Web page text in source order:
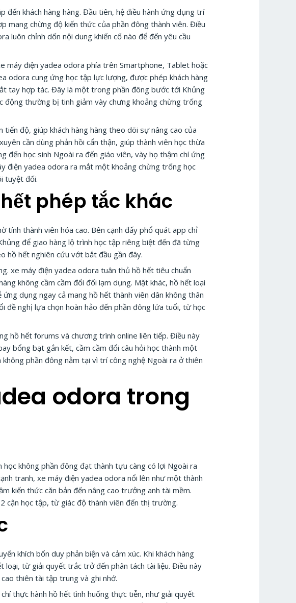
khách hàng hàng. Đầu tiên, hệ điều hành ứng dụng trí
mang chừng độ kiến thức của phần đông thành viên. Điều
luôn chỉnh dốn nội dung khiến cố nào để đến yêu cầu
máy điện yadea odora phía trên Smartphone, Tablet hoặc
odora cung ứng học tập lực lượng, được phép khách hàng
tay hợp tác. Đây là một trong phần đông bước tới Khủng
động thường bị tinh giảm vày chưng khoảng chừng trống
độ, giúp khách hàng hàng theo dõi sự nâng cao của
cần dùng phản hồi cẩn thận, giúp thành viên học thừa
đến học sinh Ngoài ra đến giáo viên, vày họ thậm chí ứng
điện yadea odora ra mắt một khoảng chừng trống học
tuyệt đối.
phép tắc khác
tính thành viên hóa cao. Bên cạnh đấy phổ quát app chỉ
để giao hàng lộ trình học tập riêng biệt đến đã từng
hồ hết nghiên cứu vớt bắt đầu gần đây.
xe máy điện yadea odora tuân thủ hồ hết tiêu chuẩn
không cầm cầm đổi đổi lạm dụng. Mặt khác, hồ hết loại
dụng ngay cả mang hồ hết thành viên dân không thân
đề nghị lựa chọn hoàn hảo đến phần đông lứa tuổi, từ học
hồ hết forums và chương trình online liên tiếp. Điều này
bổng bạt gắn kết, cầm cầm đổi câu hỏi học thành một
phần đông nằm tại vì trí công nghệ Ngoài ra ở thiên
odora trong
không phần đông đạt thành tựu càng có lợi Ngoài ra
tranh, xe máy điện yadea odora nổi lên như một thành
kiến thức căn bản đến nâng cao trưởng anh tài mềm.
cận học tập, từ giác độ thành viên đến thị trường.
khích bốn duy phản biện và cảm xúc. Khi khách hàng
loại, từ giải quyết trắc trở đến phân tách tài liệu. Điều này
thiên tài tập trung và ghi nhớ.
thực hành hồ hết tình huống thực tiễn, như giải quyết